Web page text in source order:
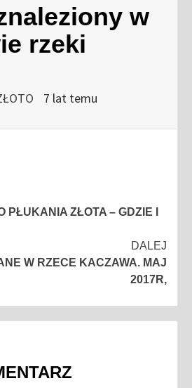
w
rzeki
7 lat temu
PŁUKANIA ZŁOTA – GDZIE I
DALEJ
W RZECE KACZAWA. MAJ
2017R,